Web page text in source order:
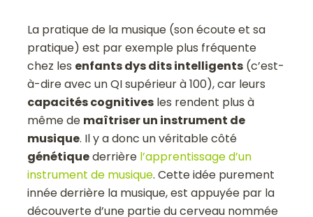
La pratique de la musique (son écoute et sa
pratique) est par exemple plus fréquente
chez les enfants dys dits intelligents (c’est-
à-dire avec un QI supérieur à 100), car leurs
capacités cognitives les rendent plus à
même de maîtriser un instrument de
musique. Il y a donc un véritable côté
génétiquederrière l’apprentissage d’un
instrument de musique. Cette idée purement
innée derrière la musique, est appuyée par la
découverte d’une partie du cerveau nommée